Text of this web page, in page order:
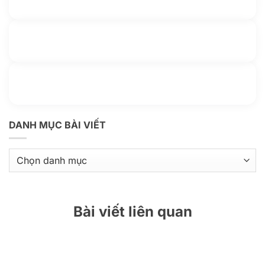
DANH MỤC BÀI VIẾT
mục
bài
Bài viết liên quan